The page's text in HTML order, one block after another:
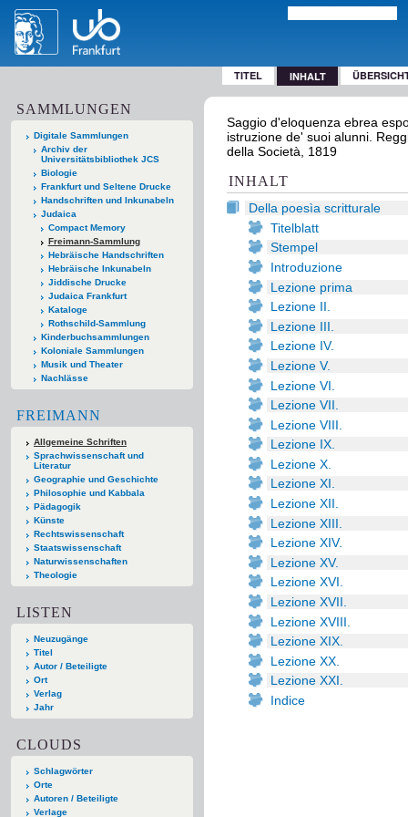
TITEL INHALT
SAMMLUNGEN
Digitale Sammlungen
Archiv der
Universitätsbibliothek JCS
Biologie
Frankfurt und Seltene Drucke
Handschriften und Inkunabeln
Judaica
Compact Memory
Freimann-Sammlung
Hebräische Handschriften
Hebräische Inkunabeln
Jiddische Drucke
Judaica Frankfurt
Kataloge
Rothschild-Sammlung
Kinderbuchsammlungen
Koloniale Sammlungen
Musik und Theater
Nachlässe
FREIMANN
Allgemeine Schriften
Sprachwissenschaft und
Literatur
Geographie und Geschichte
Philosophie und Kabbala
Pädagogik
Künste
Rechtswissenschaft
Staatswissenschaft
Naturwissenschaften
Theologie
LISTEN
Neuzugänge
Titel
Autor / Beteiligte
Ort
Verlag
Jahr
CLOUDS
Schlagwörter
Orte
Autoren / Beteiligte
Verlage
Saggio d'eloquenza ebrea
istruzione de' suoi alunni.
della Società, 1819
INHALT
Della poesìa scritturale
Titelblatt
Stempel
Introduzione
Lezione prima
Lezione II.
Lezione III.
Lezione IV.
Lezione V.
Lezione VI.
Lezione VII.
Lezione VIII.
Lezione IX.
Lezione X.
Lezione XI.
Lezione XII.
Lezione XIII.
Lezione XIV.
Lezione XV.
Lezione XVI.
Lezione XVII.
Lezione XVIII.
Lezione XIX.
Lezione XX.
Lezione XXI.
Indice